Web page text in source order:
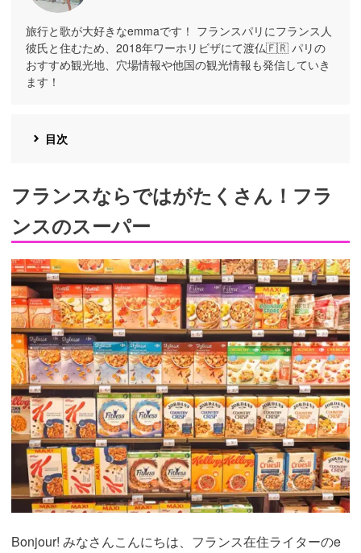
旅行と歌が大好きなemmaです！ フランスパリにフランス人
彼氏と住むため、2018年ワーホリビザにて渡仏🇫🇷 パリの
おすすめ観光地、穴場情報や他国の観光情報も発信していき
ます！
目次
フランスならではがたくさん！フラ
ンスのスーパー
Bonjour! みなさんこんにちは、フランス在住ライターのe